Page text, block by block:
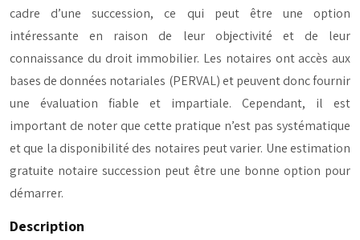
cadre d’une succession, ce qui peut être une option
intéressante en raison de leur objectivité et de leur
connaissance du droit immobilier. Les notaires ont accès aux
bases de données notariales (PERVAL) et peuvent donc fournir
une évaluation fiable et impartiale. Cependant, il est
important de noter que cette pratique n’est pas systématique
et que la disponibilité des notaires peut varier. Une estimation
gratuite notaire succession peut être une bonne option pour
démarrer.
Description